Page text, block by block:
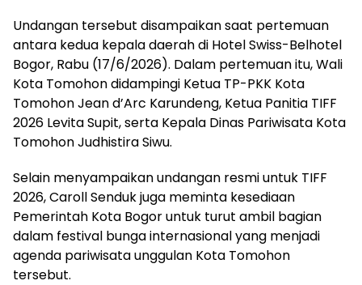
Undangan tersebut disampaikan saat pertemuan
antara kedua kepala daerah di Hotel Swiss-Belhotel
Bogor, Rabu (17/6/2026). Dalam pertemuan itu, Wali
Kota Tomohon didampingi Ketua TP-PKK Kota
Tomohon Jean d’Arc Karundeng, Ketua Panitia TIFF
2026 Levita Supit, serta Kepala Dinas Pariwisata Kota
Tomohon Judhistira Siwu.
Selain menyampaikan undangan resmi untuk TIFF
2026, Caroll Senduk juga meminta kesediaan
Pemerintah Kota Bogor untuk turut ambil bagian
dalam festival bunga internasional yang menjadi
agenda pariwisata unggulan Kota Tomohon
tersebut.